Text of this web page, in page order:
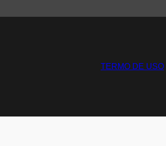
TERMO DE USO